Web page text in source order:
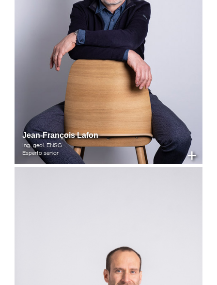
+
Jean-François Lafon
Ing. geol. ENSG
Esperto senior